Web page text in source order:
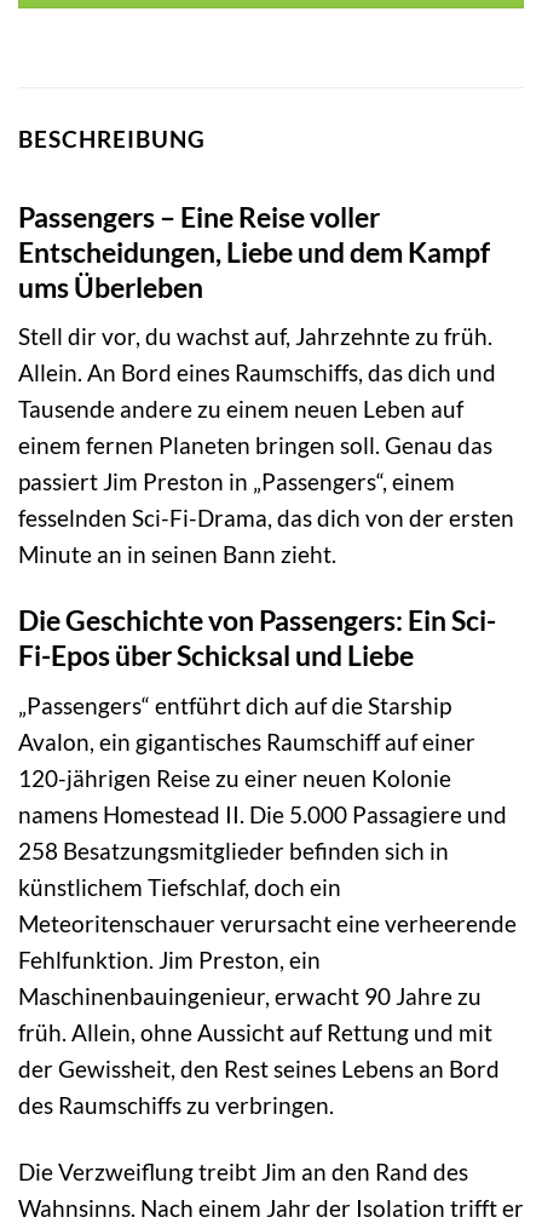
BESCHREIBUNG
Passengers – Eine Reise voller
Entscheidungen, Liebe und dem Kampf
ums Überleben
Stell dir vor, du wachst auf, Jahrzehnte zu früh.
Allein. An Bord eines Raumschiffs, das dich und
Tausende andere zu einem neuen Leben auf
einem fernen Planeten bringen soll. Genau das
passiert Jim Preston in „Passengers“, einem
fesselnden Sci-Fi-Drama, das dich von der ersten
Minute an in seinen Bann zieht.
Die Geschichte von Passengers: Ein Sci-
Fi-Epos über Schicksal und Liebe
„Passengers“ entführt dich auf die Starship
Avalon, ein gigantisches Raumschiff auf einer
120-jährigen Reise zu einer neuen Kolonie
namens Homestead II. Die 5.000 Passagiere und
258 Besatzungsmitglieder befinden sich in
künstlichem Tiefschlaf, doch ein
Meteoritenschauer verursacht eine verheerende
Fehlfunktion. Jim Preston, ein
Maschinenbauingenieur, erwacht 90 Jahre zu
früh. Allein, ohne Aussicht auf Rettung und mit
der Gewissheit, den Rest seines Lebens an Bord
des Raumschiffs zu verbringen.
Die Verzweiflung treibt Jim an den Rand des
Wahnsinns. Nach einem Jahr der Isolation trifft er